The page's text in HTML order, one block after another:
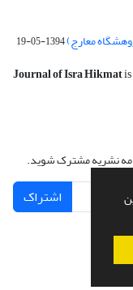
معارج)1394-05-19
Journal of Isra Hikmat
نشریه مشترک شوید.
اشتراک
سیناوب